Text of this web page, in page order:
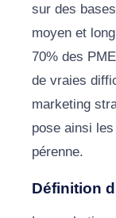
sur des
moyen et
70% des
de vraies
marketing
pose ainsi
pérenne.
Définition